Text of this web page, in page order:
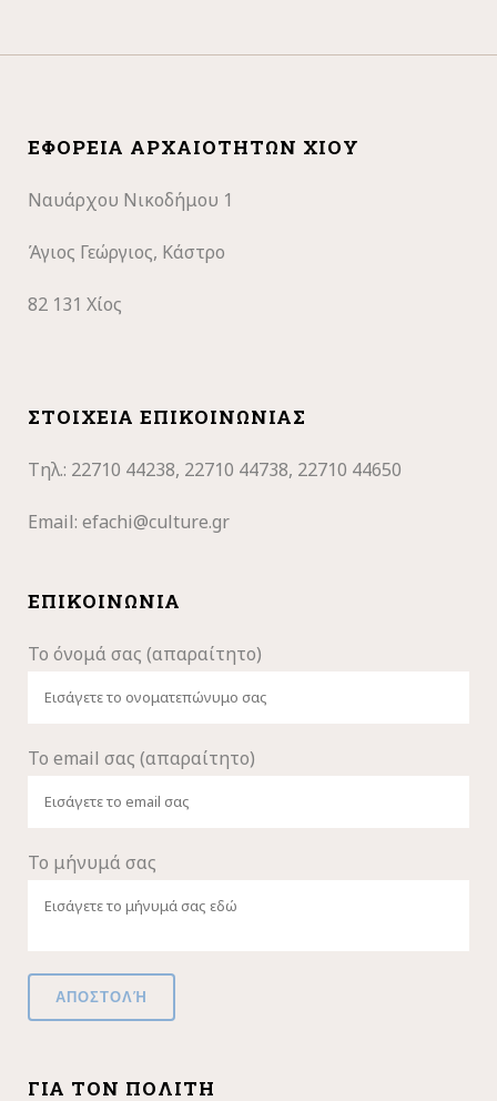
ΕΦΟΡΕΊΑ ΑΡΧΑΙΟΤΉΤΩΝ ΧΊΟΥ
Ναυάρχου Νικοδήμου 1
Άγιος Γεώργιος, Κάστρο
82 131 Χίος
ΣΤΟΙΧΕΊΑ ΕΠΙΚΟΙΝΩΝΊΑΣ
Τηλ.: 22710 44238, 22710 44738, 22710 44650
Email: efachi@culture.gr
ΕΠΙΚΟΙΝΩΝΊΑ
Το όνομά σας (απαραίτητο)
Το email σας (απαραίτητο)
Το μήνυμά σας
ΓΙΑ ΤΟΝ ΠΟΛΊΤΗ